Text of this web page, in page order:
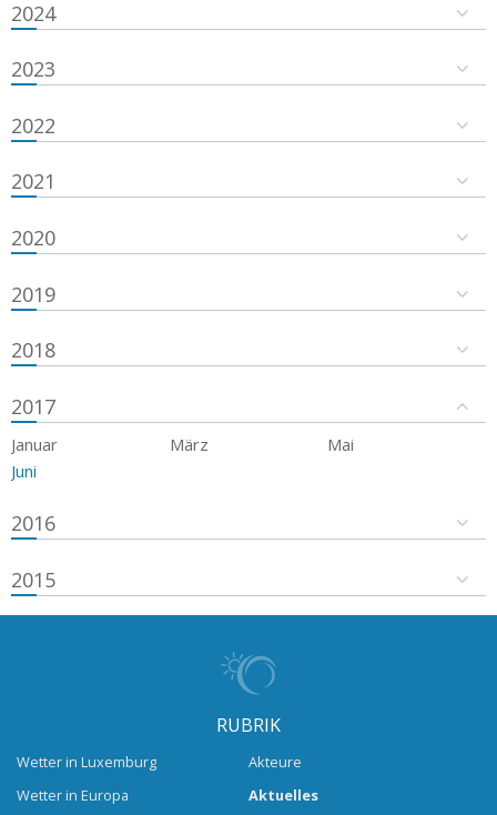
2024
2023
2022
2021
2020
2019
2018
2017
Januar März
Mai
Juni
2016
2015
RUBRIK
Wetter in Luxemburg
Wetter in Europa
Akteure
Aktuelles